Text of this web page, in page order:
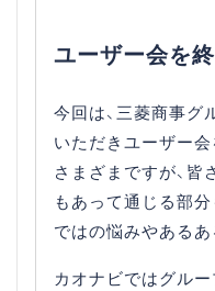
ユーザー会を
今回は、三菱商事グ
いただきユーザー
さまざまですが、
もあって通じる部
ではの悩みやあるあ
カオナビではグル